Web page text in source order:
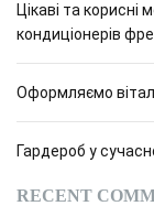
Цікаві та
кондиціонерів
Оформляємо
Гардероб у
RECENT